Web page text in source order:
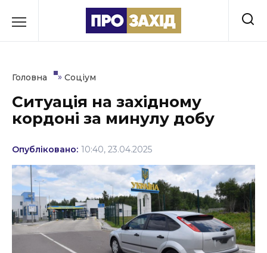
до
Культура
Освіта
Події
Політика
Соціум
Головна » Соціум
Ситуація на західному
кордоні за минулу добу
Опубліковано: 10:40, 23.04.2025